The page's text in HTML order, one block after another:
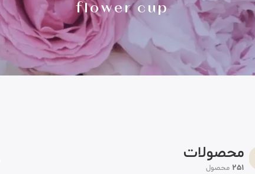
flower cup
محصولات
251 محصول